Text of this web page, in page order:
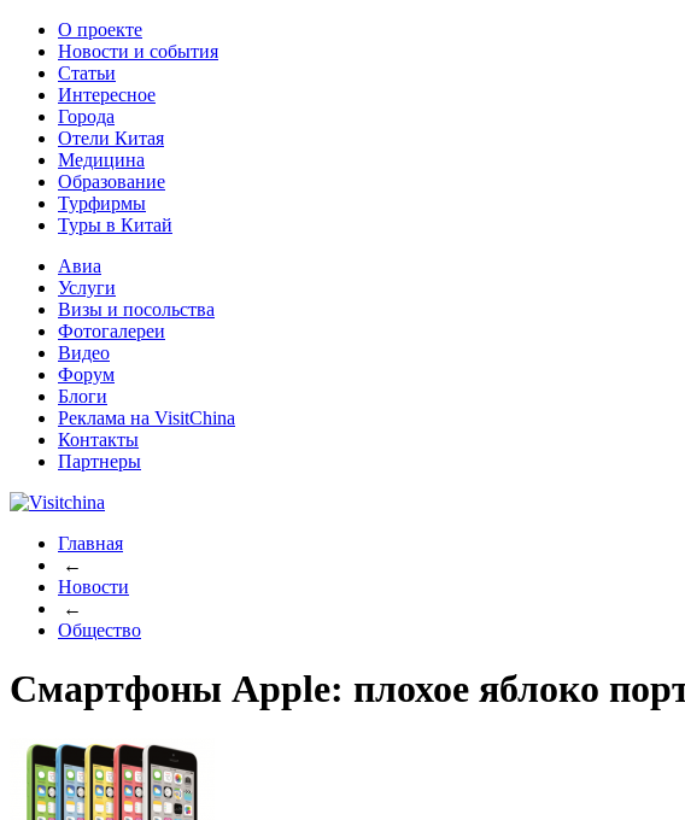
О проекте
Новости и события
Статьи
Интересное
Города
Отели Китая
Медицина
Образование
Турфирмы
Туры в Китай
Авиа
Услуги
Визы и посольства
Фотогалереи
Видео
Форум
Блоги
Реклама на VisitChina
Контакты
Партнеры
Главная
←
Новости
←
Общество
Смартфоны Apple: плохое яблоко